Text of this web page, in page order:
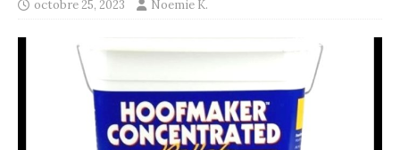
octobre 25, 2023 Noemie K.